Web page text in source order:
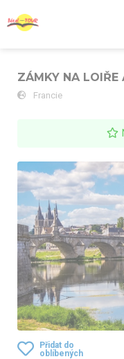
ZÁMKY NA LOIŘE
Francie
ZÁMKY NA LOIŘE A
Přidat do
oblíbených